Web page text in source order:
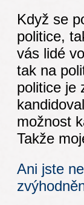
Když se
politice,
vás lidé
tak na
politice je
možnost
Takže
Ani jste